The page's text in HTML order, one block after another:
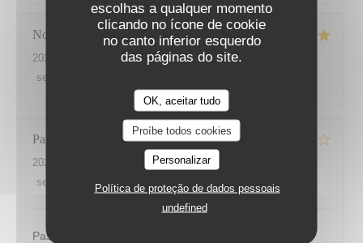
escolhas a qualquer momento
clicando no ícone de cookie
no canto inferior esquerdo
das páginas do site.
OK, aceitar tudo
Proíbe todos cookies
Personalizar
Política de proteção de dados pessoais
undefined
Noel
2026-07-30
- 12:00 - guests 2
service
Patrice
2026-07-29
- 20:00 - guests 2
service
ambience /5 menu 3 /5 quality_price
Pas trop de choix